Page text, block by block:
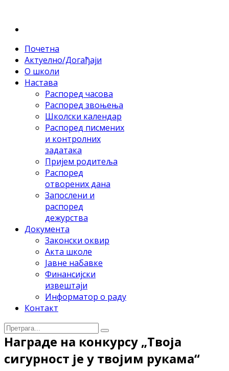
Почетна
Актуелно/Догађаји
О школи
Настава
Распоред часова
Распоред звоњења
Школски календар
Распоред писмених
и контролних
задатака
Пријем родитеља
Распоред
отворених дана
Запослени и
распоред
дежурства
Документа
Законски оквир
Акта школе
Јавне набавке
Финансијски
извештаји
Информатор о раду
Контакт
Награде на конкурсу „Твоја
сигурност је у твојим рукама“